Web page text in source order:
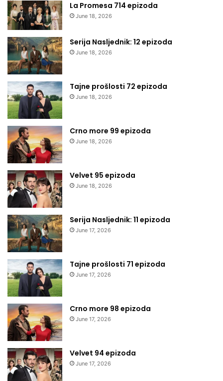
La Promesa 714 epizoda
June 18, 2026
Serija Nasljednik: 12 epizoda
June 18, 2026
Tajne prošlosti 72 epizoda
June 18, 2026
Crno more 99 epizoda
June 18, 2026
Velvet 95 epizoda
June 18, 2026
Serija Nasljednik: 11 epizoda
June 17, 2026
Tajne prošlosti 71 epizoda
June 17, 2026
Crno more 98 epizoda
June 17, 2026
Velvet 94 epizoda
June 17, 2026